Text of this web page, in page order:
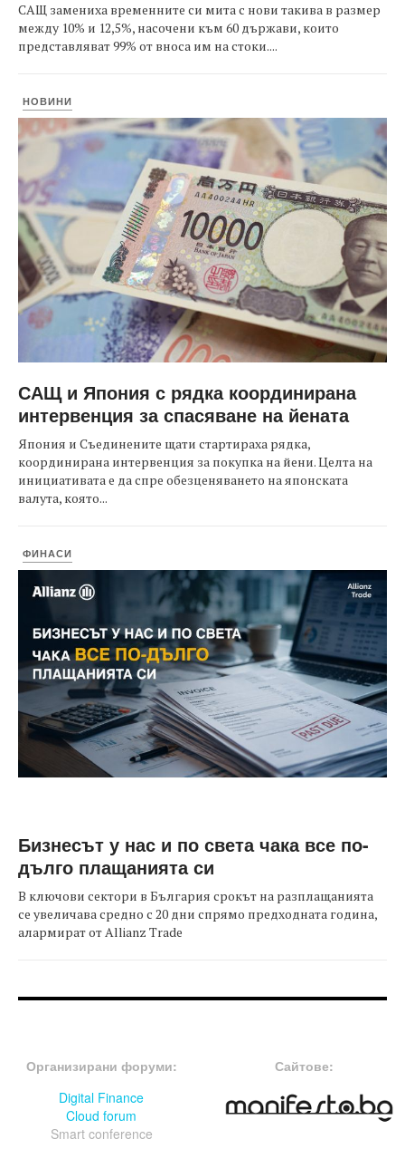
САЩ замениха временните си мита с нови такива в размер
между 10% и 12,5%, насочени към 60 държави, които
представляват 99% от вноса им на стоки....
НОВИНИ
САЩ и Япония с рядка координирана
интервенция за спасяване на йената
Япония и Съединените щати стартираха рядка,
координирана интервенция за покупка на йени. Целта на
инициативата е да спре обезценяването на японската
валута, която...
ФИНАСИ
Бизнесът у нас и по света чака все по-
дълго плащанията си
В ключови сектори в България срокът на разплащанията
се увеличава средно с 20 дни спрямо предходната година,
алармират от Allianz Trade
Организирани форуми:
Digital Finance
Cloud forum
Smart conference
Сайтове: